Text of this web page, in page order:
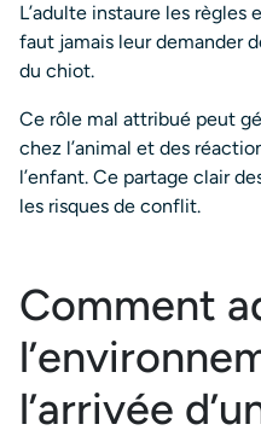
L’adulte instaure les règles
faut jamais leur demander
du chiot.
Ce rôle mal attribué peut
chez l’animal et des
l’enfant. Ce partage clair
les risques de conflit.
Comment
l’arrivée